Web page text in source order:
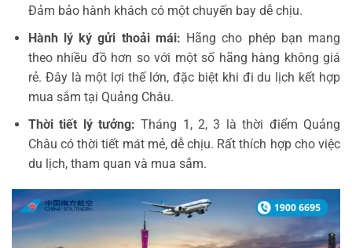
Đảm bảo hành khách có một chuyến bay dễ chịu.
Hành lý ký gửi thoải mái: Hãng cho phép bạn mang
theo nhiều đồ hơn so với một số hãng hàng không giá
rẻ. Đây là một lợi thế lớn, đặc biệt khi đi du lịch kết hợp
mua sắm tại Quảng Châu.
Thời tiết lý tưởng: Tháng 1, 2, 3 là thời điểm Quảng
Châu có thời tiết mát mẻ, dễ chịu. Rất thích hợp cho việc
du lịch, tham quan và mua sắm.